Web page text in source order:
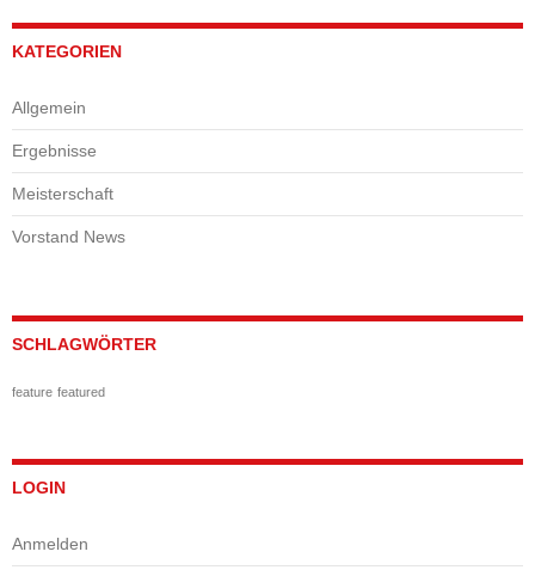
KATEGORIEN
Allgemein
Ergebnisse
Meisterschaft
Vorstand News
SCHLAGWÖRTER
feature featured
LOGIN
Anmelden